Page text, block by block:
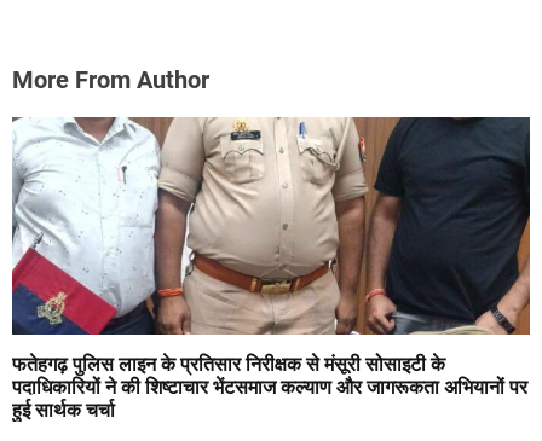
More From Author
फतेहगढ़ पुलिस लाइन के प्रतिसार निरीक्षक से मंसूरी सोसाइटी के
पदाधिकारियों ने की शिष्टाचार भेंटसमाज कल्याण और जागरूकता अभियानों पर
हुई सार्थक चर्चा